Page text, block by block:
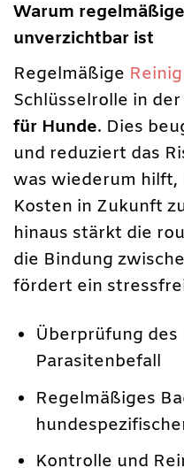
Warum
unverzichtbar ist
Regelmäßige
Schlüsselrolle in der
für Hunde. Dies
und reduziert das
was wiederum
Kosten in Zukunft
hinaus stärkt die
die Bindung
fördert ein
Überprüfung des
Parasitenbefall
Regelmäßiges
Kontrolle und